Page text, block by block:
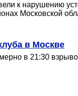
к нарушению
Московской
в Москве
в 21:30